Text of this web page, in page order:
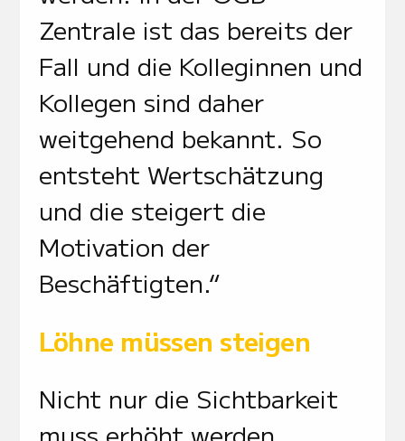
Zentrale ist das bereits der
Fall und die Kolleginnen und
Kollegen sind daher
weitgehend bekannt. So
entsteht Wertschätzung
und die steigert die
Motivation der
Beschäftigten.“
Löhne müssen steigen
Nicht nur die Sichtbarkeit
muss erhöht werden,